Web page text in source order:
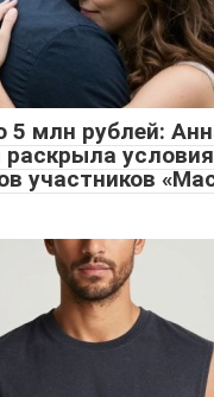
млн рублей:
раскрыла условия
участников